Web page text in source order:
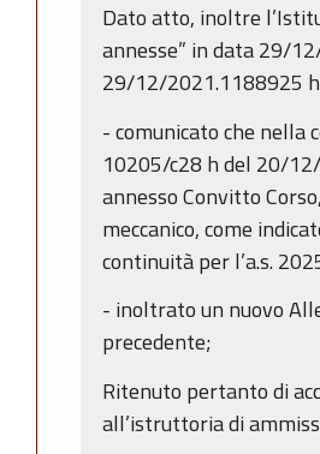
Dato atto, inoltre
annesse” in data 29/
29/12/2021.1188925
- comunicato che nella
10205/c28 h del 20/
annesso Convitto
meccanico, come
continuità per l’a.s.
- inoltrato un nuovo
precedente;
Ritenuto pertanto di
all’istruttoria di